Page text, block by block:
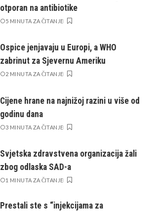
otporan na antibiotike
5 MINUTA ZA ČITANJE
Ospice jenjavaju u Europi, a WHO
zabrinut za Sjevernu Ameriku
2 MINUTA ZA ČITANJE
Cijene hrane na najnižoj razini u više od
godinu dana
3 MINUTA ZA ČITANJE
Svjetska zdravstvena organizacija žali
zbog odlaska SAD-a
1 MINUTA ZA ČITANJE
Prestali ste s “injekcijama za